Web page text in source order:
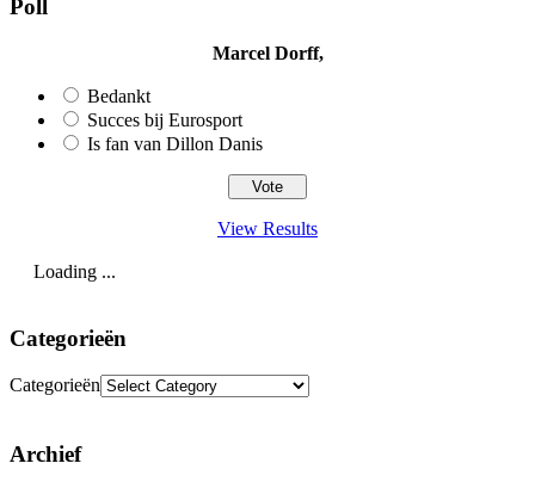
Poll
Marcel Dorff,
Bedankt
Succes bij Eurosport
Is fan van Dillon Danis
View Results
Loading ...
Categorieën
Categorieën
Archief